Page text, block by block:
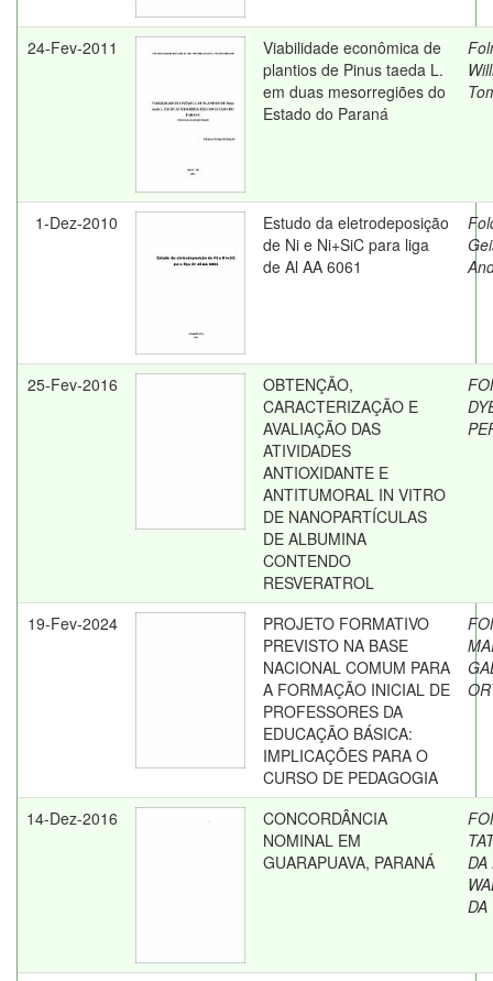
24-Fev-2011
Viabilidade econômica de
plantios de Pinus taeda L.
em duas mesorregiões do
Estado do Paraná
1-Dez-2010
Estudo da eletrodeposição
de Ni e Ni+SiC para liga
de Al AA 6061
25-Fev-2016
OBTENÇÃO,
CARACTERIZAÇÃO E
AVALIAÇÃO DAS
ATIVIDADES
ANTIOXIDANTE E
ANTITUMORAL IN VITRO
DE NANOPARTÍCULAS
DE ALBUMINA
CONTENDO
RESVERATROL
19-Fev-2024
PROJETO FORMATIVO
PREVISTO NA BASE
NACIONAL COMUM PARA
A FORMAÇÃO INICIAL DE
PROFESSORES DA
EDUCAÇÃO BÁSICA:
IMPLICAÇÕES PARA O
CURSO DE PEDAGOGIA
14-Dez-2016
CONCORDÂNCIA
NOMINAL EM
GUARAPUAVA, PARANÁ
DA
DA